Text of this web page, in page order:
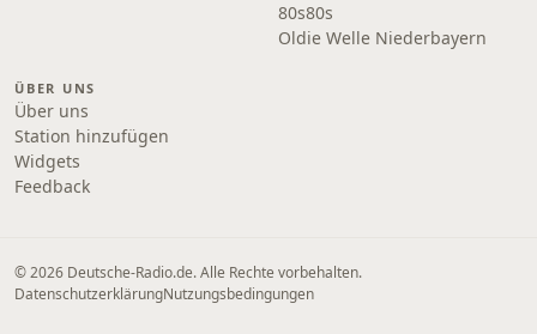
80s80s
Oldie Welle Niederbayern
ÜBER UNS
Über uns
Station hinzufügen
Widgets
Feedback
© 2026 Deutsche-Radio.de. Alle Rechte vorbehalten.
DatenschutzerklärungNutzungsbedingungen